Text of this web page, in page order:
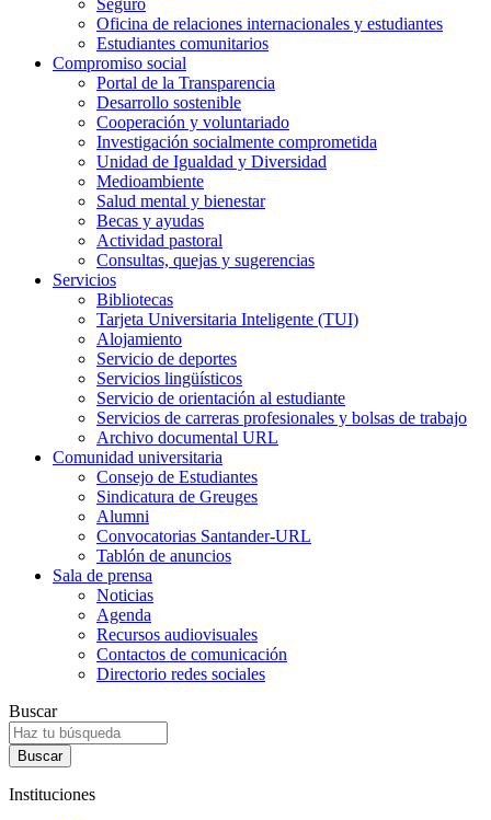
Oficina de relaciones internacionales y estudiantes
Estudiantes comunitarios
Compromiso social
Portal de la Transparencia
Desarrollo sostenible
Cooperación y voluntariado
Investigación socialmente comprometida
Unidad de Igualdad y Diversidad
Medioambiente
Salud mental y bienestar
Becas y ayudas
Actividad pastoral
Consultas, quejas y sugerencias
Servicios
Bibliotecas
Tarjeta Universitaria Inteligente (TUI)
Alojamiento
Servicio de deportes
Servicios lingüísticos
Servicio de orientación al estudiante
Servicios de carreras profesionales y bolsas de trabajo
Archivo documental URL
Comunidad universitaria
Consejo de Estudiantes
Sindicatura de Greuges
Alumni
Convocatorias Santander-URL
Tablón de anuncios
Sala de prensa
Noticias
Agenda
Recursos audiovisuales
Contactos de comunicación
Directorio redes sociales
Buscar
Instituciones